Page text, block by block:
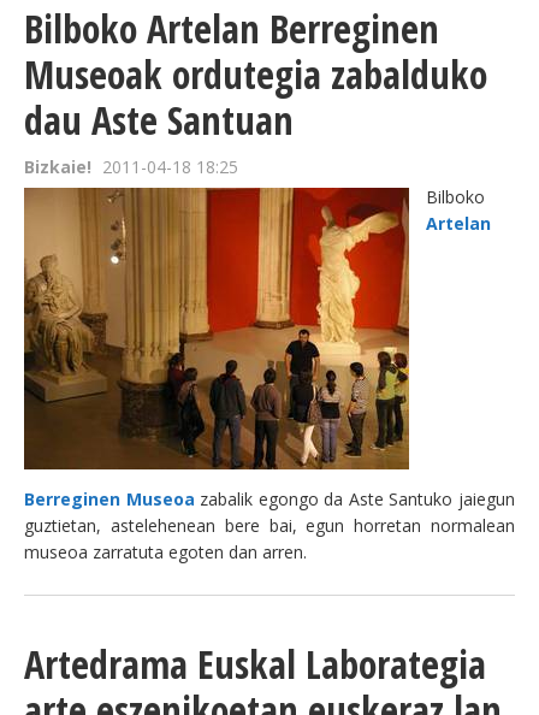
Bilboko Artelan Berreginen
Museoak ordutegia zabalduko
dau Aste Santuan
Bizkaie! 2011-04-18 18:25
Bilboko
Artelan
Berreginen Museoa zabalik egongo da Aste Santuko jaiegun
guztietan, astelehenean bere bai, egun horretan normalean
museoa zarratuta egoten dan arren.
Artedrama Euskal Laborategia